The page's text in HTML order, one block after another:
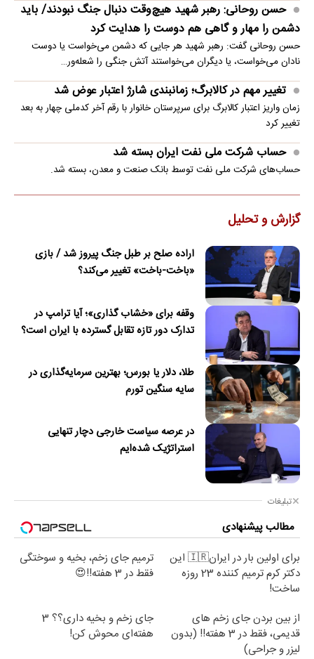
حسن روحانی: رهبر شهید هیچ‌وقت دنبال جنگ نبودند/ باید
دشمن را مهار و گاهی هم دوست را هدایت کرد
حسن روحانی گفت: رهبر شهید هر جایی که دشمن می‌خواست یا دوست
نادان می‌خواست، یا دیگران می‌خواستند آتش جنگی را شعله‌ور…
تغییر مهم در کالابرگ؛ زمانبندی‌ شارژ اعتبار عوض شد
زمان واریز اعتبار کالابرگ برای سرپرستان خانوار با رقم آخر کدملی چهار به بعد
تغییر کرد
حساب‌ شرکت ملی نفت ایران بسته شد
حساب‌های شرکت ملی نفت توسط بانک صنعت و معدن، بسته شد.
گزارش و تحلیل
اراده صلح بر طبل جنگ پیروز شد / بازی
«باخت-باخت» تغییر می‌کند؟
وقفه برای «خشاب گذاری»؛ آیا ترامپ در
تدارک دور تازه تقابل گسترده با ایران است؟
طلا، دلار یا بورس؛ بهترین سرمایه‌گذاری در
سایه سنگین تورم
در عرصه سیاست خارجی دچار تنهایی
استراتژیک شده‌ایم
تبلیغات
مطالب پیشنهادی
برای اولین بار در ایران🇮🇷 این
دکتر کرم ترمیم کننده 23 روزه
ساخت!
ترمیم جای زخم، بخیه و سوختگی
فقط در 3 هفته!!😍
از بین بردن جای زخم های
قدیمی، فقط در 3 هفته!! (بدون
لیزر و جراحی)
جای زخم و بخیه داری؟؟ 3
هفته‌ای محوش کن!